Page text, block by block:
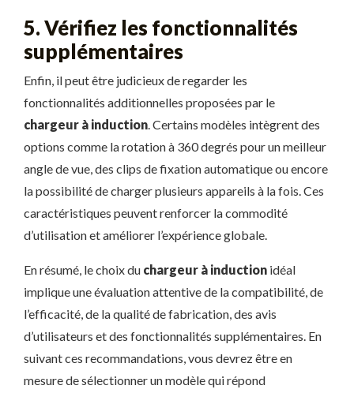
5. Vérifiez les fonctionnalités
supplémentaires
Enfin, il peut être judicieux de regarder les
fonctionnalités additionnelles proposées par le
chargeur à induction . Certains modèles intègrent des
options comme la rotation à 360 degrés pour un meilleur
angle de vue, des clips de fixation automatique ou encore
la possibilité de charger plusieurs appareils à la fois. Ces
caractéristiques peuvent renforcer la commodité
d’utilisation et améliorer l’expérience globale.
En résumé, le choix du chargeur à induction idéal
implique une évaluation attentive de la compatibilité, de
l’efficacité, de la qualité de fabrication, des avis
d’utilisateurs et des fonctionnalités supplémentaires. En
suivant ces recommandations, vous devrez être en
mesure de sélectionner un modèle qui répond